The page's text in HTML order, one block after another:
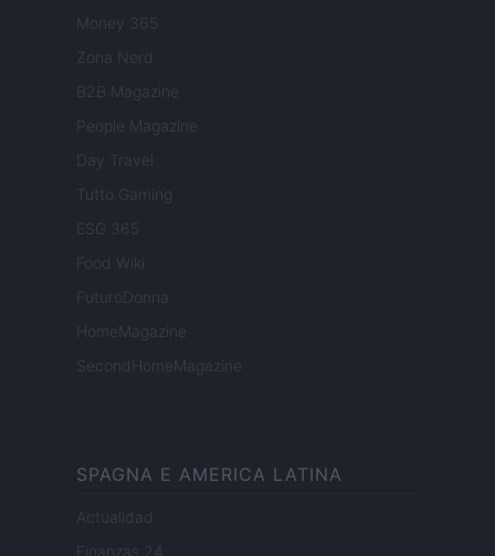
Money 365
Zona Nerd
B2B Magazine
People Magazine
Day Travel
Tutto Gaming
ESG 365
Food Wiki
FuturoDonna
HomeMagazine
SecondHomeMagazine
SPAGNA E AMERICA LATINA
Actualidad
Finanzas 24